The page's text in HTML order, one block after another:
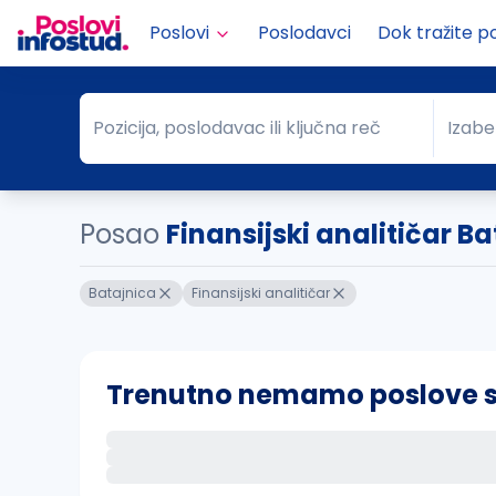
Poslovi Poslodavci Dok tražite
Pozicija, poslodavac ili ključna reč
Pozicija, poslodavac ili ključna reč Grad
Posao Finansijski analitičar
Batajnica Finansijski analitičar
Trenutno nemamo poslove